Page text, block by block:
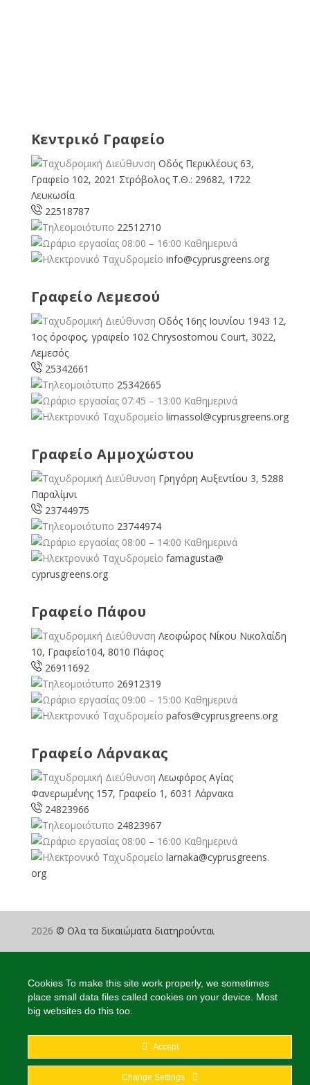
Κεντρικό Γραφείο
Οδός Περικλέους 63,
Γραφείο 102, 2021 Στρόβολος Τ.Θ.: 29682, 1722
Λευκωσία
22518787
22512710
08:00 – 16:00 Καθημερινά
info@cyprusgreens.org
Γραφείο Λεμεσού
Οδός 16ης Ιουνίου 1943 12,
1ος όροφος, γραφείο 102 Chrysostomou Court, 3022,
Λεμεσός
25342661
25342665
07:45 – 13:00 Καθημερινά
limassol@cyprusgreens.org
Γραφείο Αμμοχώστου
Γρηγόρη Αυξεντίου 3, 5288
Παραλίμνι
23744975
23744974
08:00 – 14:00 Καθημερινά
famagusta@
cyprusgreens.org
Γραφείο Πάφου
Λεοφώρος Νίκου Νικολαίδη
10, Γραφείο104, 8010 Πάφος
26911692
26912319
09:00 – 15:00 Καθημερινά
pafos@cyprusgreens.org
Γραφείο Λάρνακας
Λεωφόρος Αγίας
Φανερωμένης 157, Γραφείο 1, 6031 Λάρνακα
24823966
24823967
08:00 – 16:00 Καθημερινά
larnaka@cyprusgreens.
org
2026 © Ολα τα δικαιώματα διατηρούνται
Cookies To make this site work properly, we sometimes
place small data files called cookies on your device. Most
big websites do this too.
Accept
Change Settings